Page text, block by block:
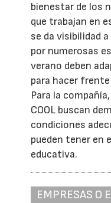
bienestar de los
que trabajan en
se da visibilidad
por numerosas
verano deben
para hacer
Para la
COOL buscan
condiciones
pueden tener en
educativa.
EMPRESAS O